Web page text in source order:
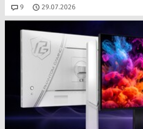
9 Kommentare
29.07.2026